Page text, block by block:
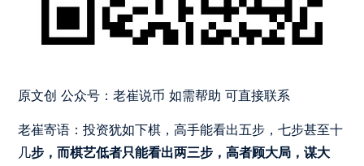
原文创 公众号：老崔说币 如需帮助 可直接联系
老崔寄语：投资犹如下棋，高手能看出五步，七步甚至十
几步，而棋艺低者只能看出两三步，高者顾大局，谋大